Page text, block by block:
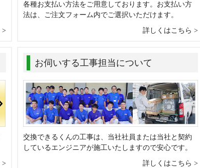
各種お支払い方法をご用意しております。お支払い方
法は、ご注文フォーム内でご選択いただけます。
詳しくはこちら
お伺いする工事担当について
交換できるくんの工事は、当社社員または当社と契約
しているエンジニアが施工いたしますので安心です。
詳しくはこちら